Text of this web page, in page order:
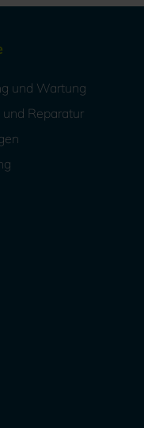
und Wartung
und Reparatur